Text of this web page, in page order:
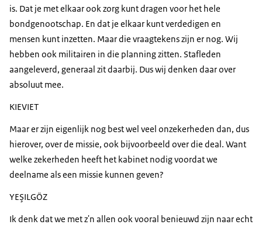
is. Dat je met elkaar ook zorg kunt dragen voor het hele
bondgenootschap. En dat je elkaar kunt verdedigen en
mensen kunt inzetten. Maar die vraagtekens zijn er nog. Wij
hebben ook militairen in die planning zitten. Stafleden
aangeleverd, generaal zit daarbij. Dus wij denken daar over
absoluut mee.
KIEVIET
Maar er zijn eigenlijk nog best wel veel onzekerheden dan, dus
hierover, over de missie, ook bijvoorbeeld over die deal. Want
welke zekerheden heeft het kabinet nodig voordat we
deelname als een missie kunnen geven?
YEŞILGÖZ
Ik denk dat we met z'n allen ook vooral benieuwd zijn naar echt